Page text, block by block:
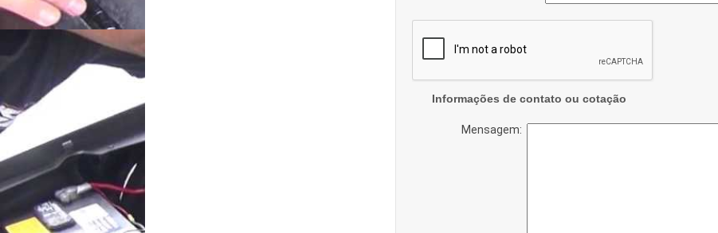
Informações de contato ou cotação
Mensagem: